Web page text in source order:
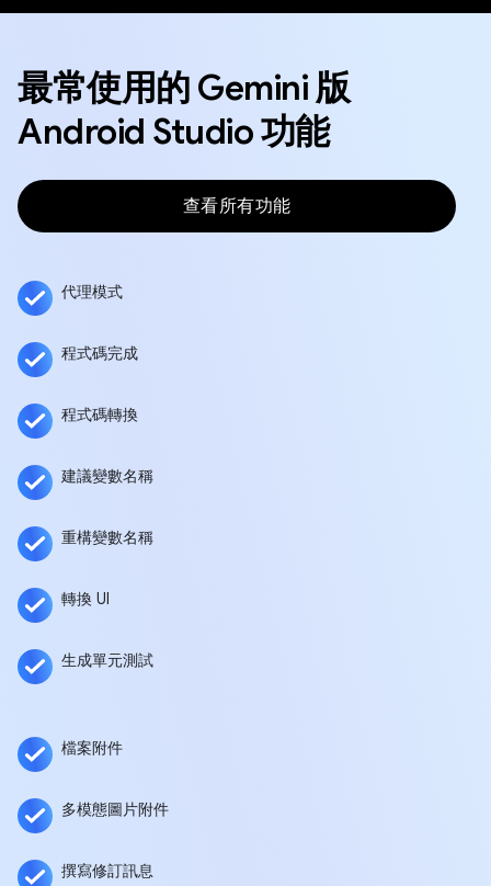
最常使用的 Gemini 版
Android Studio 功能
查看所有功能
代理模式
程式碼完成
程式碼轉換
建議變數名稱
重構變數名稱
轉換 UI
生成單元測試
檔案附件
多模態圖片附件
撰寫修訂訊息